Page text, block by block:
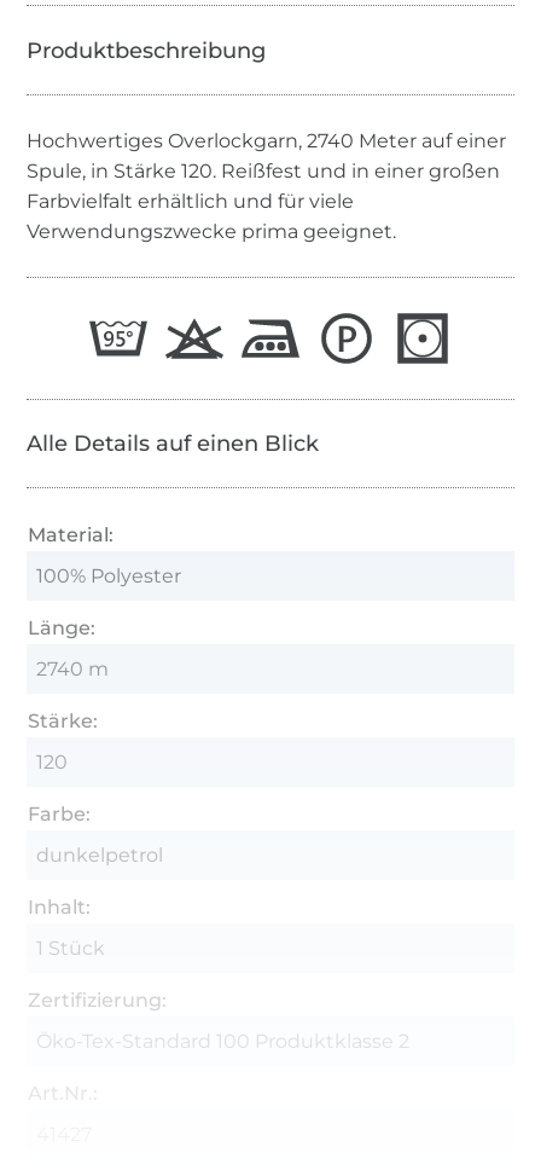
Hochwertiges Overlockgarn, 2740 Meter auf einer
Spule, in Stärke 120. Reißfest und in einer großen
Farbvielfalt erhältlich und für viele
Verwendungszwecke prima geeignet.
Alle Details auf einen Blick
Material:
100% Polyester
Länge:
2740 m
Stärke:
120
Farbe:
dunkelpetrol
Inhalt:
1 Stück
Zertifizierung:
Öko-Tex-Standard 100 Produktklasse 2
Art.Nr.: